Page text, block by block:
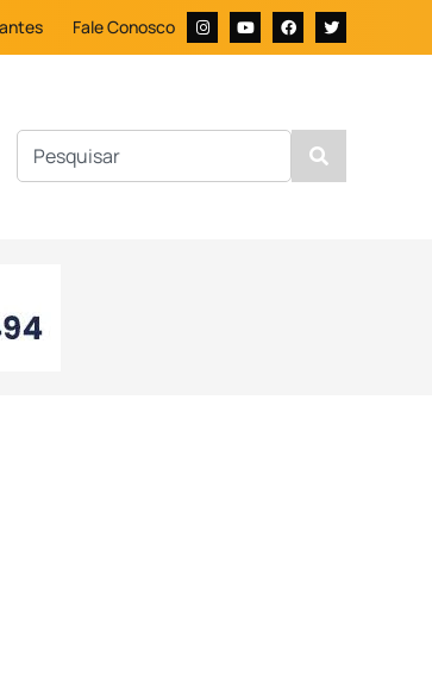
Fale Conosco